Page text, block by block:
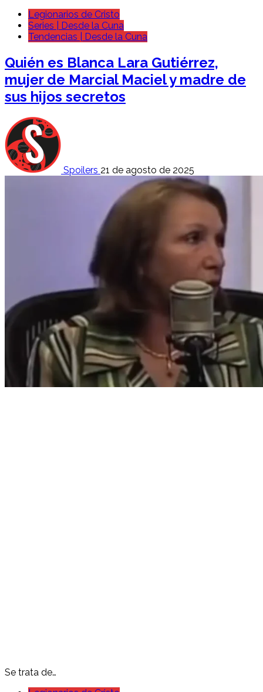
Legionarios de Cristo
Series | Desde la Cuna
Tendencias | Desde la Cuna
Quién es Blanca Lara Gutiérrez,
mujer de Marcial Maciel y madre de
sus hijos secretos
Spoilers 21 de agosto de 2025
Se trata de…